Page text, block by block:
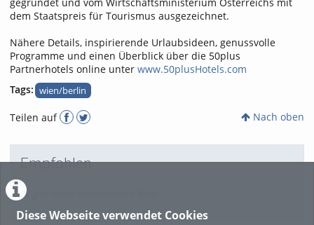
Diese Webseite verwendet Cookies
dem Staatspreis für Tourismus ausgezeichnet.
Nähere Details, inspirierende Urlaubsideen, genussvolle
Programme und einen Überblick über die 50plus
Partnerhotels online unter www.50plusHotels.com
Tags: wien/berlin
Teilen auf Nach oben
Empfohlen
Es gibt keine empfohlenen Blogs